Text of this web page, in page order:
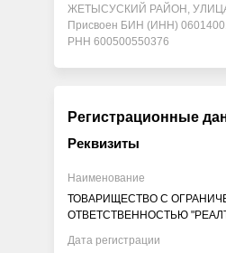
ЖЕТЫСУСКИЙ РАЙОН, УЛИЦА
Присвоен БИН (ИНН) 060140017474,
РНН 600500550376
Регистрационные
Реквизиты
Наименование
ТОВАРИЩЕСТВО С
ОТВЕТСТВЕННОСТЬЮ
Дата регистрации